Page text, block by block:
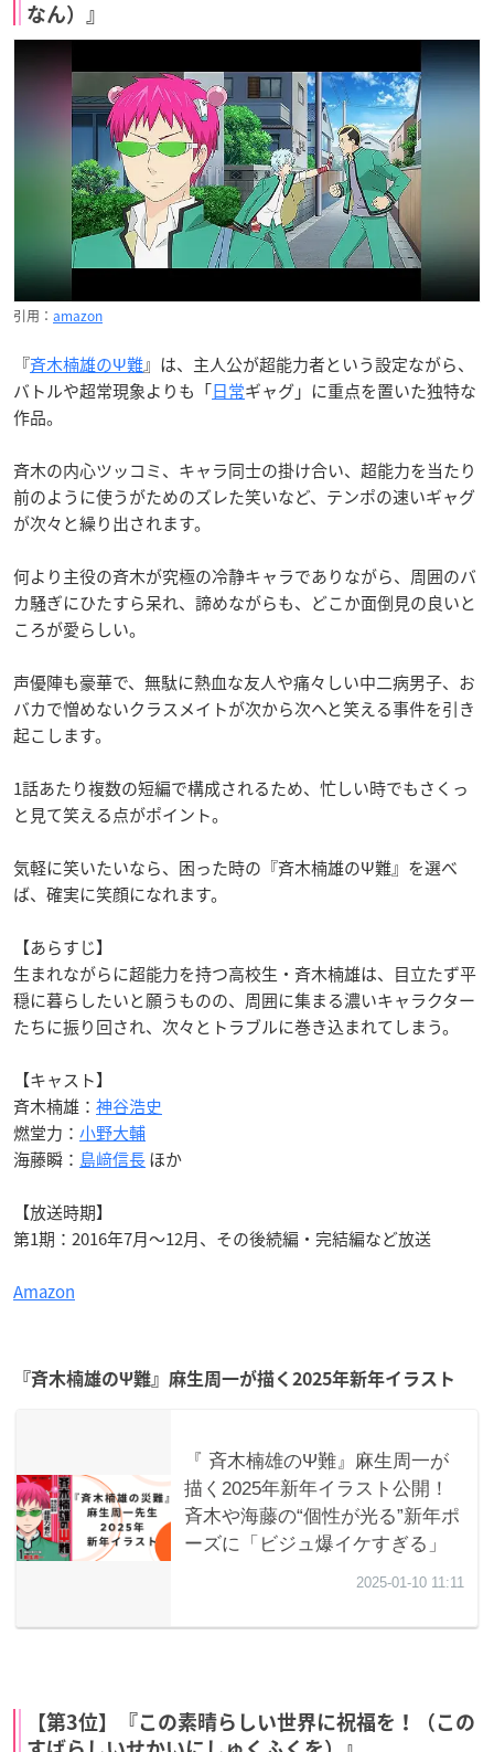
なん）』
引用： amazon
『斉木楠雄のΨ難』は、主人公が超能力者という設定ながら、
バトルや超常現象よりも「日常ギャグ」に重点を置いた独特な
作品。
斉木の内心ツッコミ、キャラ同士の掛け合い、超能力を当たり
前のように使うがためのズレた笑いなど、テンポの速いギャグ
が次々と繰り出されます。
何より主役の斉木が究極の冷静キャラでありながら、周囲のバ
カ騒ぎにひたすら呆れ、諦めながらも、どこか面倒見の良いと
ころが愛らしい。
声優陣も豪華で、無駄に熱血な友人や痛々しい中二病男子、お
バカで憎めないクラスメイトが次から次へと笑える事件を引き
起こします。
1話あたり複数の短編で構成されるため、忙しい時でもさくっ
と見て笑える点がポイント。
気軽に笑いたいなら、困った時の『斉木楠雄のΨ難』を選べ
ば、確実に笑顔になれます。
【あらすじ】
生まれながらに超能力を持つ高校生・斉木楠雄は、目立たず平
穏に暮らしたいと願うものの、周囲に集まる濃いキャラクター
たちに振り回され、次々とトラブルに巻き込まれてしまう。
【キャスト】
斉木楠雄： 神谷浩史
燃堂力： 小野大輔
海藤瞬： 島﨑信長ほか
【放送時期】
第1期：2016年7月～12月、その後続編・完結編など放送
Amazon
『斉木楠雄のΨ難』麻生周一が描く2025年新年イラスト
【第3位】『この素晴らしい世界に祝福を！（この